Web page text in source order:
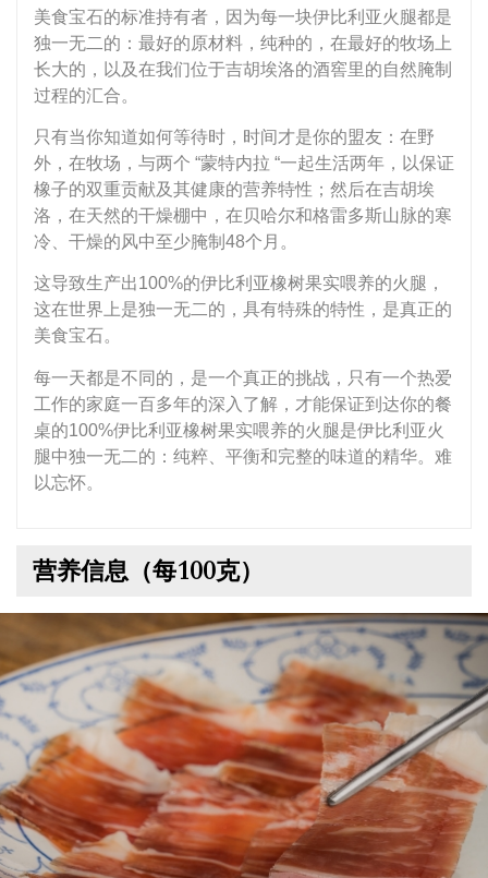
美食宝石的标准持有者，因为每一块伊比利亚火腿都是
独一无二的：最好的原材料，纯种的，在最好的牧场上
长大的，以及在我们位于吉胡埃洛的酒窖里的自然腌制
过程的汇合。
只有当你知道如何等待时，时间才是你的盟友：在野
外，在牧场，与两个 “蒙特内拉 “一起生活两年，以保证
橡子的双重贡献及其健康的营养特性；然后在吉胡埃
洛，在天然的干燥棚中，在贝哈尔和格雷多斯山脉的寒
冷、干燥的风中至少腌制48个月。
这导致生产出100%的伊比利亚橡树果实喂养的火腿，
这在世界上是独一无二的，具有特殊的特性，是真正的
美食宝石。
每一天都是不同的，是一个真正的挑战，只有一个热爱
工作的家庭一百多年的深入了解，才能保证到达你的餐
桌的100%伊比利亚橡树果实喂养的火腿是伊比利亚火
腿中独一无二的：纯粹、平衡和完整的味道的精华。难
以忘怀。
营养信息（每100克）